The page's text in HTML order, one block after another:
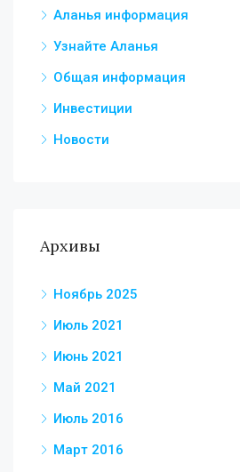
Аланья информация
Узнайте Аланья
Общая информация
Инвестиции
Новости
Архивы
Ноябрь 2025
Июль 2021
Июнь 2021
Май 2021
Июль 2016
Март 2016